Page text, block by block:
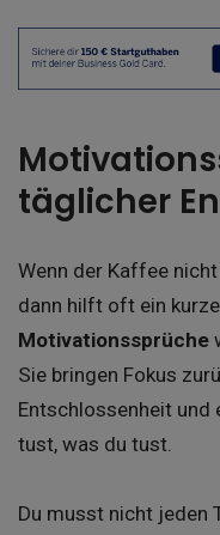
täglicher
Wenn der Kaffee
dann hilft oft ein
Motivationssprüche
Sie bringen Fokus
Entschlossenheit und
tust, was du tust.
Du musst nicht jeden